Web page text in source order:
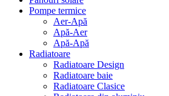
Pompe termice
Aer-Apă
Apă-Aer
Apă-Apă
Radiatoare
Radiatoare Design
Radiatoare baie
Radiatoare Clasice